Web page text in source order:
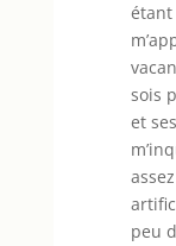
étant
sois
et
peu